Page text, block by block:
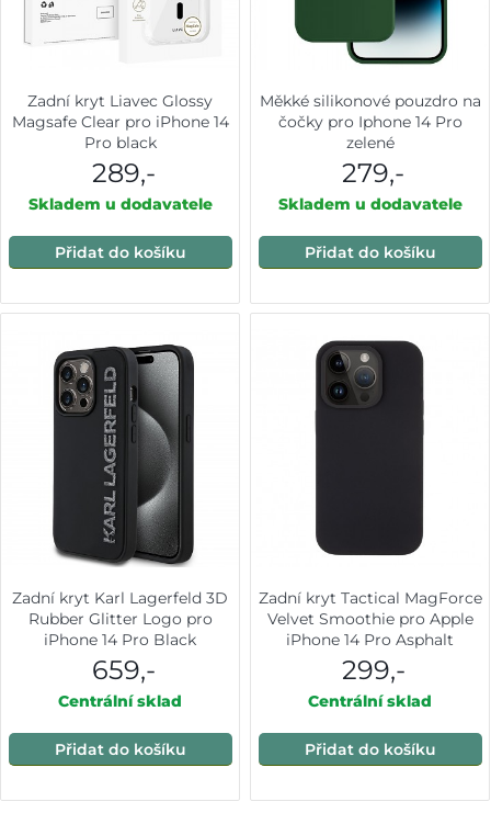
Zadní kryt Liavec Glossy
Magsafe Clear pro iPhone 14
Pro black
289,-
Skladem u dodavatele
Přidat do košíku
Měkké silikonové pouzdro na
čočky pro Iphone 14 Pro
zelené
279,-
Skladem u dodavatele
Přidat do košíku
Zadní kryt Karl Lagerfeld 3D
Rubber Glitter Logo pro
iPhone 14 Pro Black
659,-
Centrální sklad
Přidat do košíku
Zadní kryt Tactical MagForce
Velvet Smoothie pro Apple
iPhone 14 Pro Asphalt
299,-
Centrální sklad
Přidat do košíku